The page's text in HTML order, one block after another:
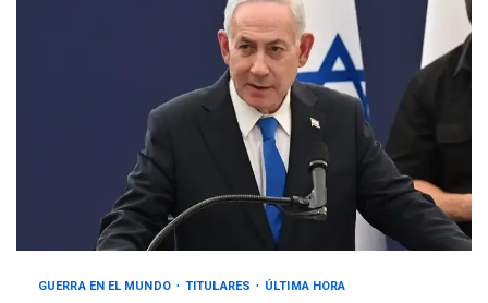
GUERRA EN EL MUNDO TITULARES ÚLTIMA HORA